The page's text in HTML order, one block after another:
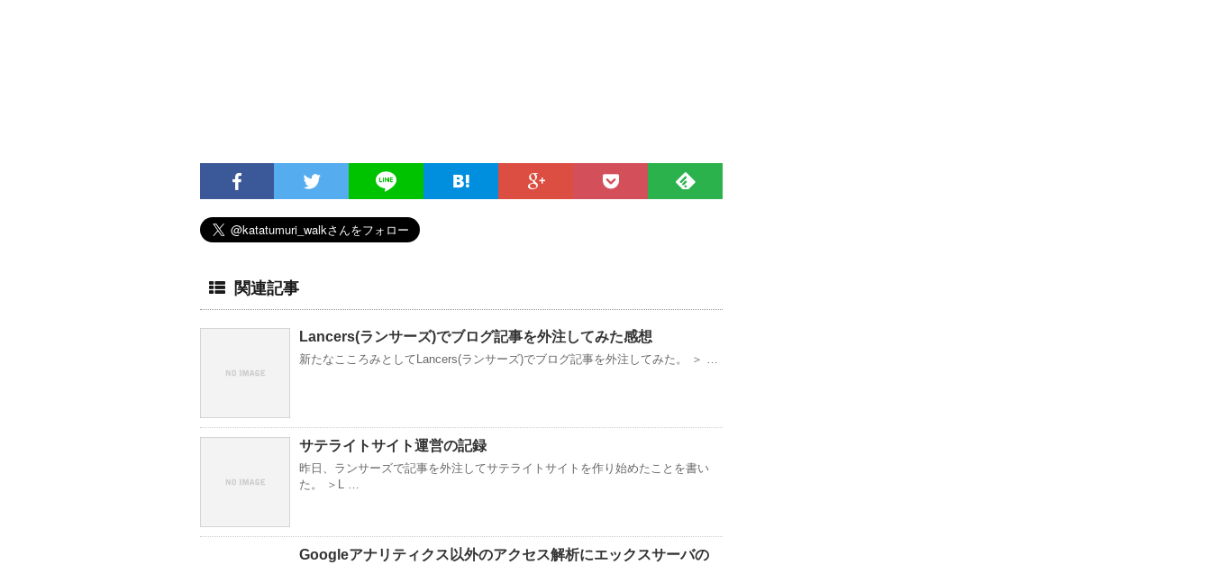
関連記事
Lancers(ランサーズ)でブログ記事を外注してみた感想
新たなこころみとしてLancers(ランサーズ)でブログ記事を外注してみた。 ＞ …
サテライトサイト運営の記録
昨日、ランサーズで記事を外注してサテライトサイトを作り始めたことを書い
た。 ＞L …
Googleアナリティクス以外のアクセス解析にエックスサーバの